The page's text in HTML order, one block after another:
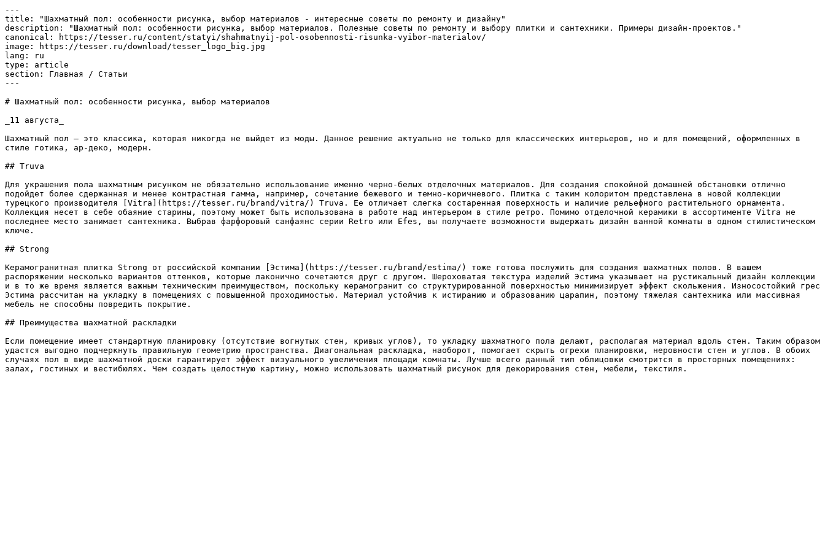
---
title: "Шахматный пол: особенности рисунка, выбор материалов - интересные советы по ремонту и дизайну"
description: "Шахматный пол: особенности рисунка, выбор материалов. Полезные советы по ремонту и выбору плитки и сантехники. Примеры дизайн-проектов."
canonical: https://tesser.ru/content/statyi/shahmatnyij-pol-osobennosti-risunka-vyibor-materialov/
image: https://tesser.ru/download/tesser_logo_big.jpg
lang: ru
type: article
section: Главная / Статьи
---
# Шахматный пол: особенности рисунка, выбор материалов
_11 августа_
Шахматный пол – это классика, которая никогда не выйдет из моды. Данное решение актуально не только для классических интерьеров, но и для помещений, оформленных в
стиле готика, ар-деко, модерн.
## Truva
Для украшения пола шахматным рисунком не обязательно использование именно черно-белых отделочных материалов. Для создания спокойной домашней обстановки отлично
подойдет более сдержанная и менее контрастная гамма, например, сочетание бежевого и темно-коричневого. Плитка с таким колоритом представлена в новой коллекции
турецкого производителя [Vitra](https://tesser.ru/brand/vitra/) Truva. Ее отличает слегка состаренная поверхность и наличие рельефного растительного орнамента.
Коллекция несет в себе обаяние старины, поэтому может быть использована в работе над интерьером в стиле ретро. Помимо отделочной керамики в ассортименте Vitra не
последнее место занимает сантехника. Выбрав фарфоровый санфаянс серии Retro или Efes, вы получаете возможности выдержать дизайн ванной комнаты в одном стилистическом
ключе.
## Strong
Керамогранитная плитка Strong от российской компании [Эстима](https://tesser.ru/brand/estima/) тоже готова послужить для создания шахматных полов. В вашем
распоряжении несколько вариантов оттенков, которые лаконично сочетаются друг с другом. Шероховатая текстура изделий Эстима указывает на рустикальный дизайн коллекции
и в то же время является важным техническим преимуществом, поскольку керамогранит со структурированной поверхностью минимизирует эффект скольжения. Износостойкий грес
Эстима рассчитан на укладку в помещениях с повышенной проходимостью. Материал устойчив к истиранию и образованию царапин, поэтому тяжелая сантехника или массивная
мебель не способны повредить покрытие.
## Преимущества шахматной раскладки
Если помещение имеет стандартную планировку (отсутствие вогнутых стен, кривых углов), то укладку шахматного пола делают, располагая материал вдоль стен. Таким образом
удастся выгодно подчеркнуть правильную геометрию пространства. Диагональная раскладка, наоборот, помогает скрыть огрехи планировки, неровности стен и углов. В обоих
случаях пол в виде шахматной доски гарантирует эффект визуального увеличения площади комнаты. Лучше всего данный тип облицовки смотрится в просторных помещениях:
залах, гостиных и вестибюлях. Чем создать целостную картину, можно использовать шахматный рисунок для декорирования стен, мебели, текстиля.